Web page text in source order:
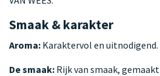
Smaak & karakter
Aroma: Karaktervol en uitnodigend.
De smaak: Rijk van smaak,